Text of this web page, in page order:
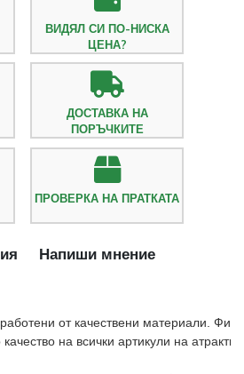
ВИДЯЛ СИ ПО-НИСКА
ЦЕНА?
ДОСТАВКА НА
ПОРЪЧКИТЕ
ПРОВЕРКА НА ПРАТКАТА
Напиши мнение
от качествени материали.
на всички артикули на